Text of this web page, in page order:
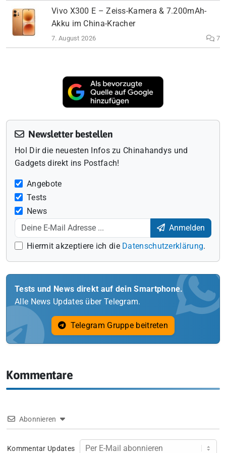
Vivo X300 E – Zeiss-Kamera & 7.200mAh-
Akku im China-Kracher
7. August 2026 7
Newsletter bestellen
Hol Dir die neuesten Infos zu Chinahandys und
Gadgets direkt ins Postfach!
Angebote
Tests
News
Anmelden
Hiermit akzeptiere ich die Datenschutzerklärung.
Tests und News direkt auf dein Smartphone.
Alle News Updates über Telegram.
Telegram Gruppe beitreten
Kommentare
Abonnieren
Kommentar Updates